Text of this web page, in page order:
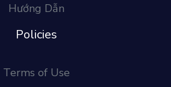
Hướng Dẫn
Policies
Terms of Use